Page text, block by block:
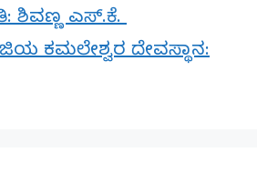
ಶಿವಣ್ಣ ಎಸ್.ಕೆ.
ಕಮಲೇಶ್ವರ ದೇವಸ್ಥಾನ: